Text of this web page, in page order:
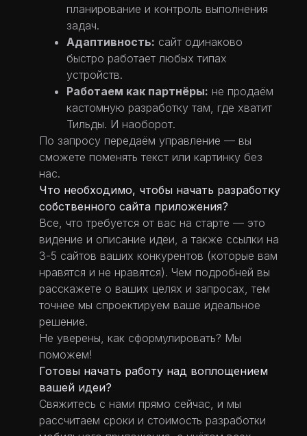
планирование и контроль выполнения
задач.
Адаптивность: сайт одинаково
быстро работает любых типах
устройств.
Работаем как партнёры: не продаём
кастомную разработку там, где хватит
Тильды. И наоборот.
По запросу передаём управление — вы
сможете поменять текст или картинку без
нас.
Что необходимо, чтобы начать разработку
собственного сайта приложения?
Все, что требуется от вас на старте — это
видение и описание идеи, а также ссылки на
3-5 сайтов ваших конкурентов (которые вам
нравятся и не нравятся). Чем подробней вы
расскажете о ваших целях и запросах, тем
точнее мы спроектируем ваше идеальное
решение.
Не уверены, как сформулировать? Мы
поможем!
Готовы начать работу над воплощением
вашей идеи?
Свяжитесь с нами прямо сейчас, и мы
рассчитаем сроки и стоимость разработки